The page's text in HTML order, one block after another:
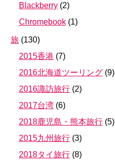
Blackberry (2)
Chromebook (1)
旅 (130)
2015香港 (7)
2016北海道ツーリング (9)
2016諏訪旅行 (2)
2017台湾 (6)
2018鹿児島・熊本旅行 (5)
2015九州旅行 (3)
2018タイ旅行 (8)